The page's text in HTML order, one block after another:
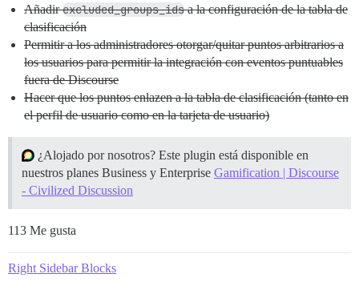
Añadirexcluded_groups_idsa la configuración de la tabla de
clasificación
Permitir a los administradores otorgar/quitar puntos arbitrarios a
los usuarios para permitir la integración con eventos puntuables
fuera de Discourse
Hacer que los puntos enlazen a la tabla de clasificación (tanto en
el perfil de usuario como en la tarjeta de usuario)
¿Alojado por nosotros? Este plugin está disponible en
nuestros planes Business y Enterprise Gamification | Discourse
- Civilized Discussion
113 Me gusta
Right Sidebar Blocks